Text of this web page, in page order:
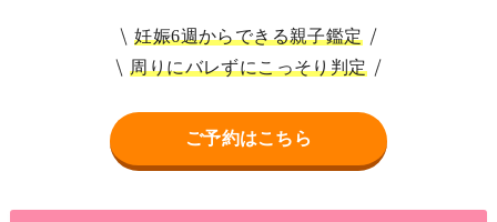
妊娠6週からできる親子鑑定
周りにバレずにこっそり判定
ご予約はこちら